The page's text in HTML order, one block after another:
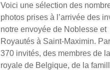
Voici une sélection des
photos prises à l’arrivée des
notre envoyée de Noblesse et
Royautés à Saint-Maximin.
370 invités, des membres de
royale de Belgique, de la